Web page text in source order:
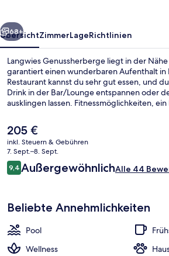
Weiter
68+
ÜbersichtZimmerLageRichtlinien
Langwies Genussherberge liegt in der
garantiert einen wunderbaren Aufenthalt in
Restaurant kannst du sehr gut essen, und
Drink in der Bar/Lounge entspannen oder
ausklingen lassen. Fitnessmöglichkeiten,
Der
aktuelle
Preis
beträgt
205 €.
205 €
inkl. Steuern & Gebühren
7. Sept.–8. Sept.
Bewertungen
9,49,4 von 10.
AußergewöhnlichAlle 44
Beliebte Annehmlichkeiten
Pool
Wellness